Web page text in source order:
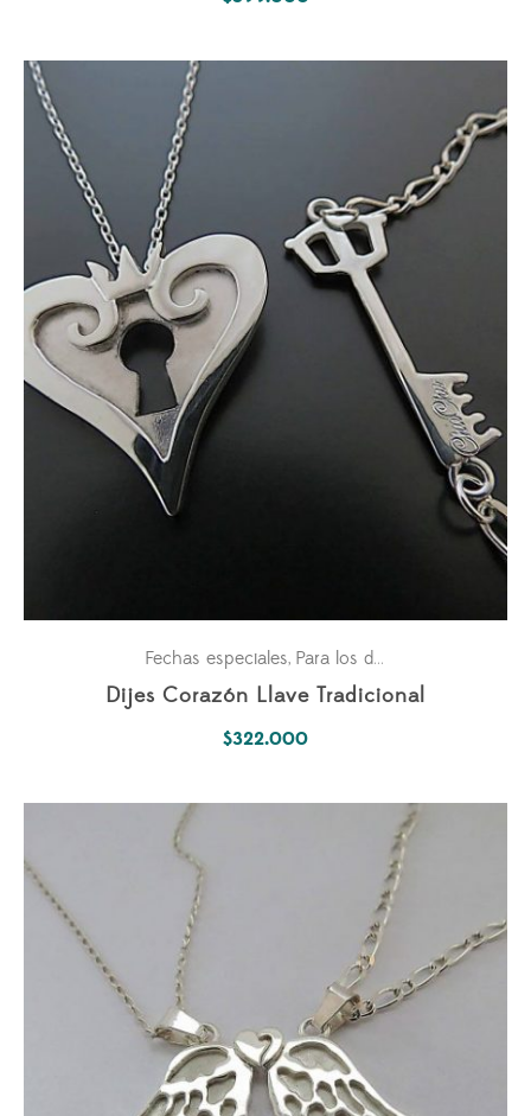
Fechas especiales, Para los dos
Dijes Corazón Llave Tradicional
$322.000